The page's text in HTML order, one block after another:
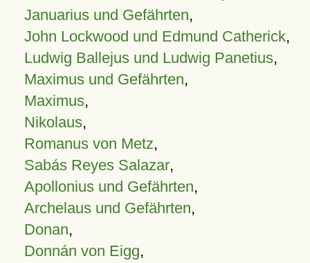
Januarius und Gefährten,
John Lockwood und Edmund Catherick,
Ludwig Ballejus und Ludwig Panetius,
Maximus und Gefährten,
Maximus,
Nikolaus,
Romanus von Metz,
Sabás Reyes Salazar,
Apollonius und Gefährten,
Archelaus und Gefährten,
Donan,
Donnán von Eigg,